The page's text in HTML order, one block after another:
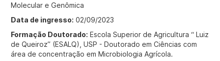
Molecular e Genômica
Data de ingresso: 02/09/2023
Formação Doutorado: Escola Superior de Agricultura “ Luiz
de Queiroz” (ESALQ), USP - Doutorado em Ciências com
área de concentração em Microbiologia Agrícola.